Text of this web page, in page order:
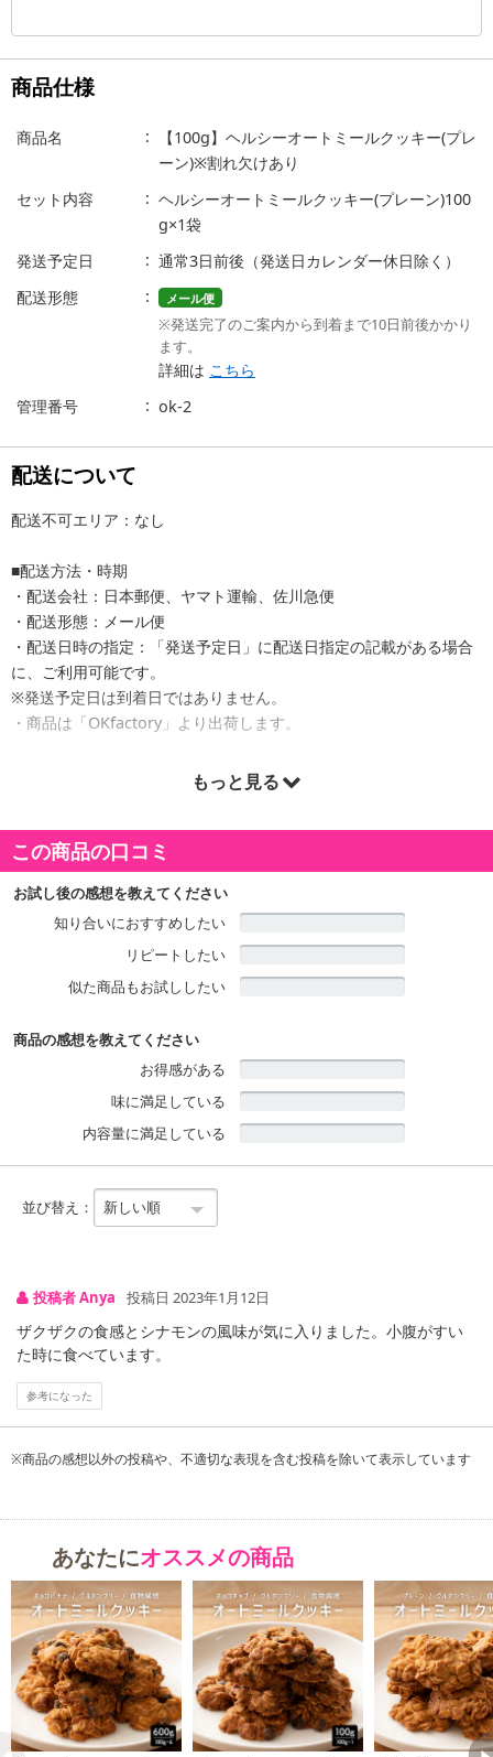
商品仕様
商品名
【100g】ヘルシーオートミールクッキー(プレ
ーン)※割れ欠けあり
セット内容
ヘルシーオートミールクッキー(プレーン)100
g×1袋
発送予定日
通常3日前後（発送日カレンダー休日除く）
配送形態
メール便
※発送完了のご案内から到着まで10日前後かかり
ます。
詳細は こちら
管理番号
ok-2
配送について
配送不可エリア：なし
■配送方法・時期
・配送会社：日本郵便、ヤマト運輸、佐川急便
・配送形態：メール便
・配送日時の指定：「発送予定日」に配送日指定の記載がある場合
に、ご利用可能です。
※発送予定日は到着日ではありません。
・商品は「OKfactory」より出荷します。
もっと見る
この商品の口コミ
お試し後の感想を教えてください
知り合いにおすすめしたい
リピートしたい
似た商品もお試ししたい
商品の感想を教えてください
お得感がある
味に満足している
内容量に満足している
並び替え：
投稿者 Anya 投稿日 2023年1月12日
ザクザクの食感とシナモンの風味が気に入りました。小腹がすい
た時に食べています。
参考になった
※商品の感想以外の投稿や、不適切な表現を含む投稿を除いて表示しています
あなたにオススメの商品